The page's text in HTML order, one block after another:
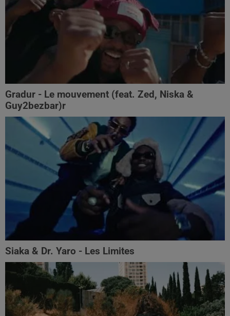
Gradur - Le mouvement (feat. Zed, Niska &
Guy2bezbar)r
Siaka & Dr. Yaro - Les Limites